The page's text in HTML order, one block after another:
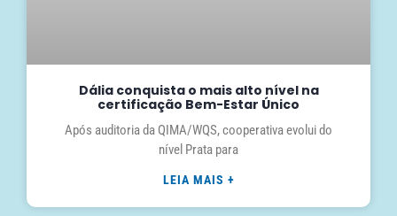
Dália conquista o mais alto nível na
certificação Bem-Estar Único
Após auditoria da QIMA/WQS, cooperativa evolui do
nível Prata para
LEIA MAIS +